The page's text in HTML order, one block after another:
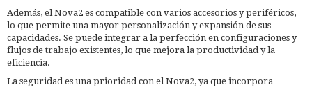
Además, el Nova2 es compatible con varios accesorios y periféricos,
lo que permite una mayor personalización y expansión de sus
capacidades. Se puede integrar a la perfección en configuraciones y
flujos de trabajo existentes, lo que mejora la productividad y la
eficiencia.
La seguridad es una prioridad con el Nova2, ya que incorpora